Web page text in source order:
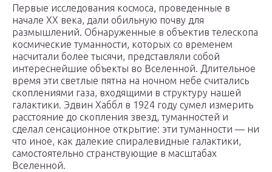
Первые исследования космоса, проведенные в
начале XX века, дали обильную почву для
размышлений. Обнаруженные в объектив телескопа
космические туманности, которых со временем
насчитали более тысячи, представляли собой
интереснейшие объекты во Вселенной. Длительное
время эти светлые пятна на ночном небе считались
скоплениями газа, входящими в структуру нашей
галактики. Эдвин Хаббл в 1924 году сумел измерить
расстояние до скопления звезд, туманностей и
сделал сенсационное открытие: эти туманности — ни
что иное, как далекие спиралевидные галактики,
самостоятельно странствующие в масштабах
Вселенной.